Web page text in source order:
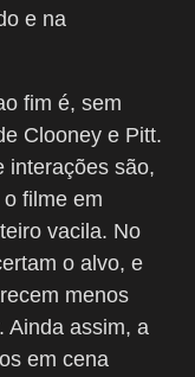
e na
fim é, sem
Clooney e Pitt.
interações são,
filme em
vacila. No
o alvo, e
menos
Ainda assim, a
em cena